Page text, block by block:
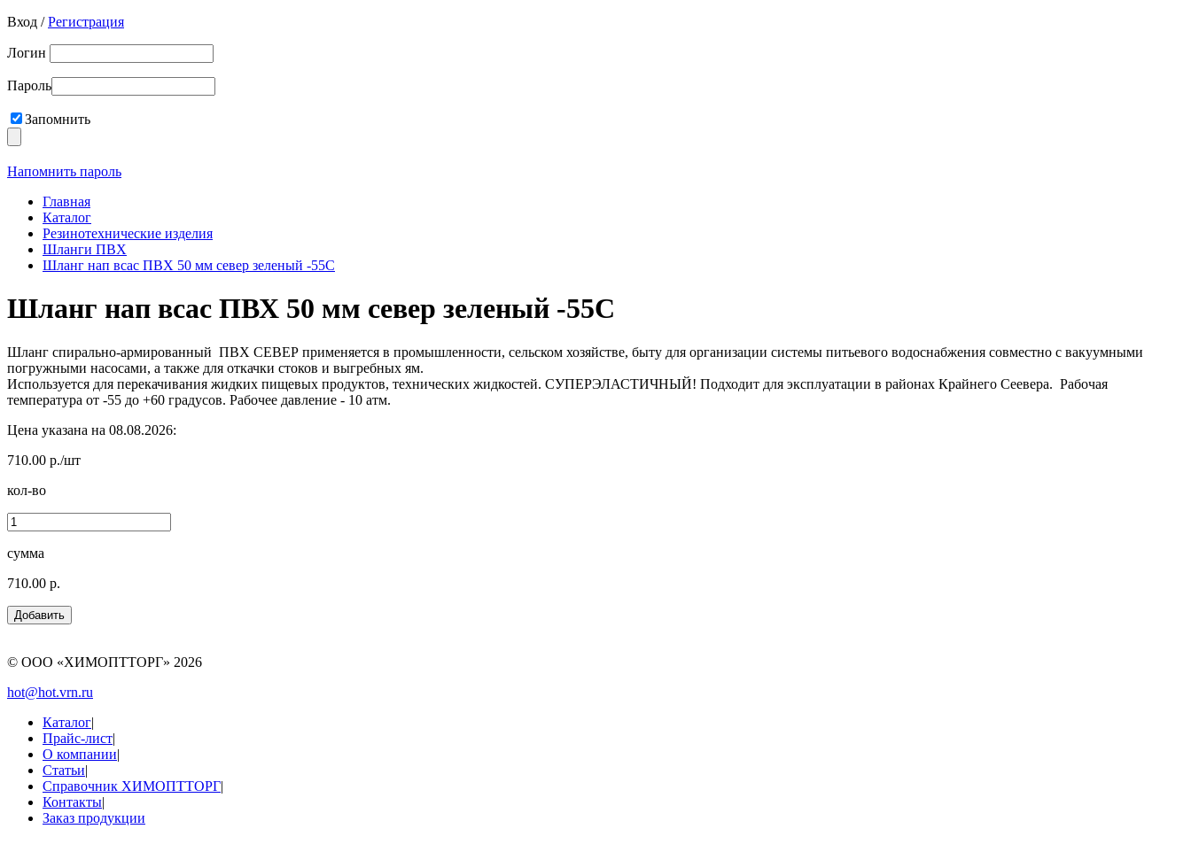
Вход /Регистрация
Логин
Пароль
Запомнить
Напомнить пароль
Главная
Каталог
Резинотехнические изделия
Шланги ПВХ
Шланг нап всас ПВХ 50 мм север зеленый -55С
Шланг нап всас ПВХ 50 мм север зеленый -55С
Шланг спирально-армированный ПВХ СЕВЕР применяется в промышленности, сельском хозяйстве, быту для организации системы питьевого водоснабжения совместно с вакуумными
погружными насосами, а также для откачки стоков и выгребных ям.
Используется для перекачивания жидких пищевых продуктов, технических жидкостей. СУПЕРЭЛАСТИЧНЫЙ! Подходит для эксплуатации в районах Крайнего Сеевера. Рабочая
температура от -55 до +60 градусов. Рабочее давление - 10 атм.
Цена указана на 08.08.2026:
710.00 р./шт
кол-во
сумма
710.00 р.
© ООО «ХИМОПТТОРГ» 2026
hot@hot.vrn.ru
Каталог|
Прайс-лист|
О компании|
Статьи|
Справочник ХИМОПТТОРГ|
Контакты|
Заказ продукции